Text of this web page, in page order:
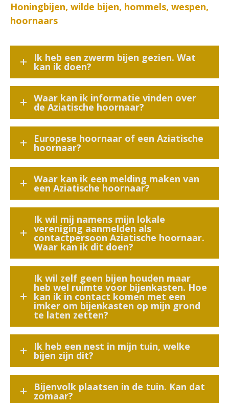
Honingbijen, wilde bijen, hommels, wespen,
hoornaars
Ik heb een zwerm bijen gezien. Wat
kan ik doen?
Waar kan ik informatie vinden over
de Aziatische hoornaar?
Europese hoornaar of een Aziatische
hoornaar?
Waar kan ik een melding maken van
een Aziatische hoornaar?
Ik wil mij namens mijn lokale
vereniging aanmelden als
contactpersoon Aziatische hoornaar.
Waar kan ik dit doen?
Ik wil zelf geen bijen houden maar
heb wel ruimte voor bijenkasten. Hoe
kan ik in contact komen met een
imker om bijenkasten op mijn grond
te laten zetten?
Ik heb een nest in mijn tuin, welke
bijen zijn dit?
Bijenvolk plaatsen in de tuin. Kan dat
zomaar?